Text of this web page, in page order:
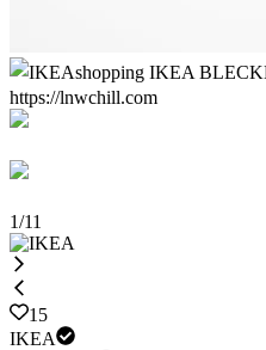
1/11
15
IKEA